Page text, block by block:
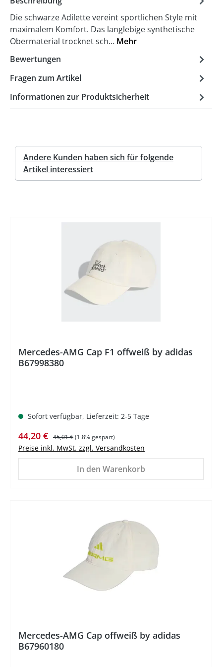
Die schwarze Adilette vereint sportlichen Style mit
maximalem Komfort. Das langlebige synthetische
Obermaterial trocknet sch… Mehr
Bewertungen
Fragen zum Artikel
Informationen zur Produktsicherheit
Andere Kunden haben sich für folgende
Artikel interessiert
Mercedes-AMG Cap F1 offweiß by adidas
B67998380
Sofort verfügbar, Lieferzeit: 2-5 Tage
Verkaufspreis:
44,20 € Regulärer Preis:
45,01 €(1.8% gespart)
Preise inkl. MwSt. zzgl. Versandkosten
In den Warenkorb
Mercedes-AMG Cap offweiß by adidas
B67960180